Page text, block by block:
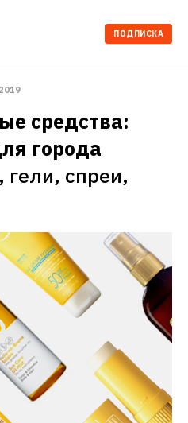
ПОДПИСКА
средства:
города
гели, спреи,